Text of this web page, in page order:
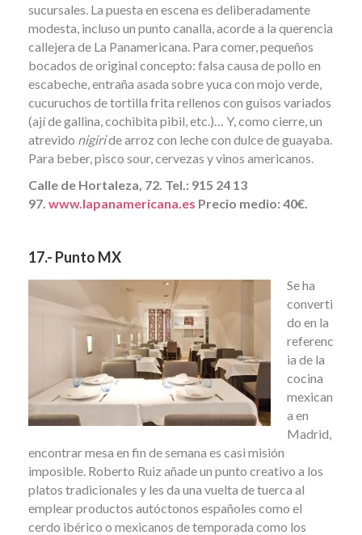
sucursales. La puesta en escena es deliberadamente
modesta, incluso un punto canalla, acorde a la querencia
callejera de La Panamericana. Para comer, pequeños
bocados de original concepto: falsa causa de pollo en
escabeche, entraña asada sobre yuca con mojo verde,
cucuruchos de tortilla frita rellenos con guisos variados
(ají de gallina, cochibita pibil, etc.)… Y, como cierre, un
atrevido nigiride arroz con leche con dulce de guayaba.
Para beber, pisco sour, cervezas y vinos americanos.
Calle de Hortaleza, 72. Tel.: 915 24 13
97. www.lapanamericana.es Precio medio: 40€.
17.- Punto MX
Se ha
converti
do en la
referenc
ia de la
cocina
mexican
a en
Madrid,
encontrar mesa en fin de semana es casi misión
imposible. Roberto Ruiz añade un punto creativo a los
platos tradicionales y les da una vuelta de tuerca al
emplear productos autóctonos españoles como el
cerdo ibérico o mexicanos de temporada como los